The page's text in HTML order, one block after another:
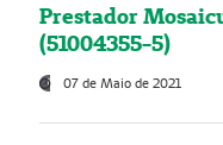
Prestador
(51004355-5)
07 de Maio de 2021